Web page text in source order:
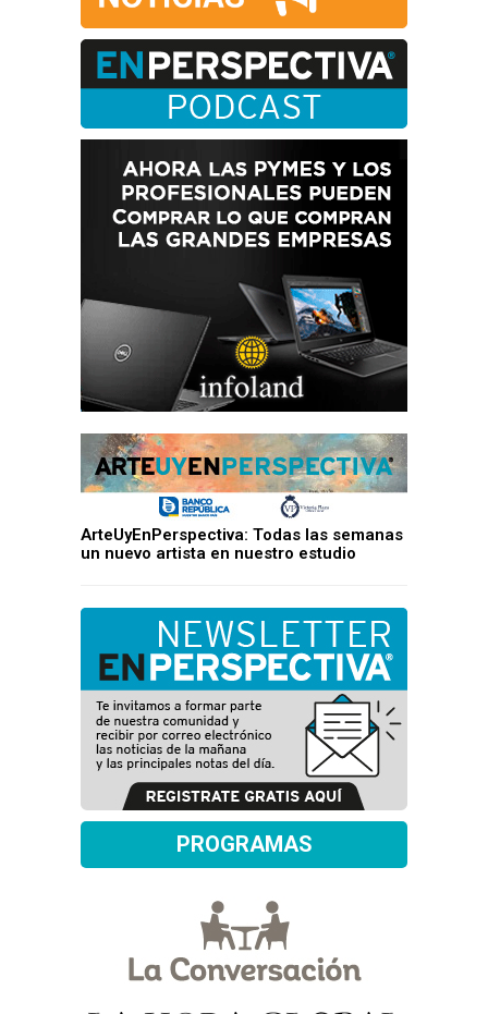
ArteUyEnPerspectiva: Todas las semanas
un nuevo artista en nuestro estudio
PROGRAMAS